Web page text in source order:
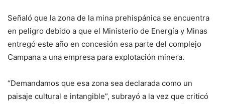
Señaló que la zona de la mina prehispánica se encuentra
en peligro debido a que el Ministerio de Energía y Minas
entregó este año en concesión esa parte del complejo
Campana a una empresa para explotación minera.
“Demandamos que esa zona sea declarada como un
paisaje cultural e intangible”, subrayó a la vez que criticó